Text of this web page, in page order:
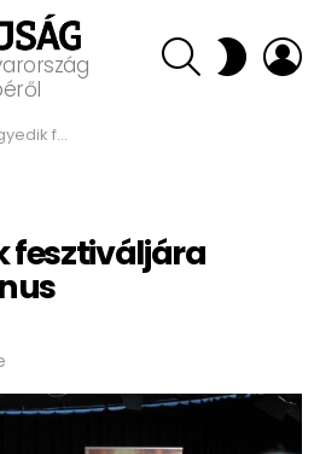
SEARCH SWITCH
SKIN
készül a Cervinus
fesztiváljára